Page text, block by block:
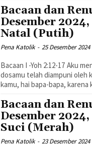
Bacaan dan
Desember
Natal (Putih)
Pena Katolik - 25 Desember 2024
Bacaan I -Yoh 2:12-17 Aku menulis kepada kamu, hai anak-anak, sebab
dosamu telah diampuni oleh
kamu, hai bapa-bapa, karena
Bacaan dan
Desember
Suci (Merah)
Pena Katolik - 23 Desember 2024